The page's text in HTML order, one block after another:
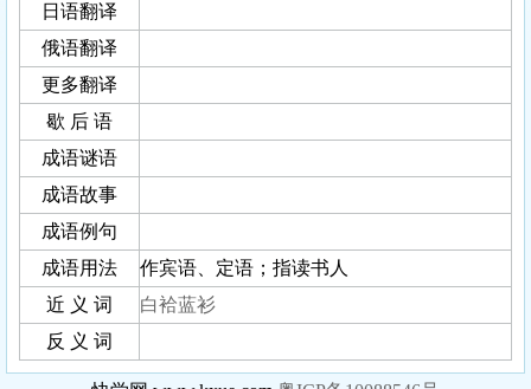
日语翻译
俄语翻译
更多翻译
歇 后 语
成语谜语
成语故事
成语例句
成语用法
作宾语、定语；指读书人
近 义 词
白袷蓝衫
反 义 词